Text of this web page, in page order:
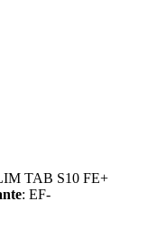
TAB S10 FE+
: EF-